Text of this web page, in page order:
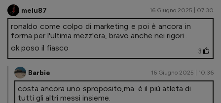
melu87 16 Giugno 2025 | 07.30
ronaldo come colpo di marketing e poi è ancora in
forma per l'ultima mezz'ora, bravo anche nei rigori .
ok poso il fiasco
3
Barbie 16 Giugno 2025 | 10.36
costa ancora uno sproposito,ma è il più atleta di
tutti gli altri messi insieme.